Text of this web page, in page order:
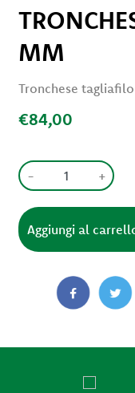
MM
Tronchese
€84,00
- +